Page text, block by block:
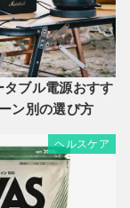
タブル電源おすす
ン別の選び方
ヘルスケア